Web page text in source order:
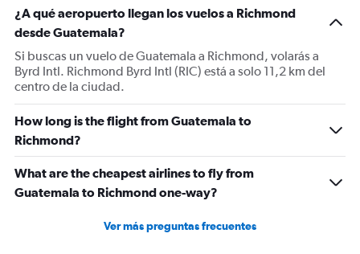
¿A qué aeropuerto llegan los vuelos a Richmond
desde Guatemala?
Si buscas un vuelo de Guatemala a Richmond, volarás a
Byrd Intl. Richmond Byrd Intl (RIC) está a solo 11,2 km del
centro de la ciudad.
How long is the flight from Guatemala to
Richmond?
What are the cheapest airlines to fly from
Guatemala to Richmond one-way?
Ver más preguntas frecuentes